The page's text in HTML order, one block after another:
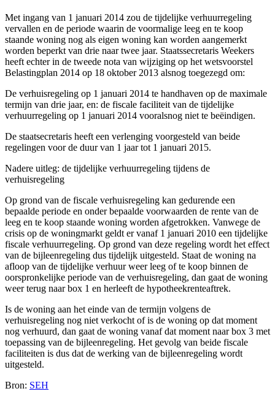
Met ingang van 1 januari 2014 zou de tijdelijke verhuurregeling
vervallen en de periode waarin de voormalige leeg en te koop
staande woning nog als eigen woning kan worden aangemerkt
worden beperkt van drie naar twee jaar. Staatssecretaris Weekers
heeft echter in de tweede nota van wijziging op het wetsvoorstel
Belastingplan 2014 op 18 oktober 2013 alsnog toegezegd om:
De verhuisregeling op 1 januari 2014 te handhaven op de maximale
termijn van drie jaar, en: de fiscale faciliteit van de tijdelijke
verhuurregeling op 1 januari 2014 vooralsnog niet te beëindigen.
De staatsecretaris heeft een verlenging voorgesteld van beide
regelingen voor de duur van 1 jaar tot 1 januari 2015.
Nadere uitleg: de tijdelijke verhuurregeling tijdens de
verhuisregeling
Op grond van de fiscale verhuisregeling kan gedurende een
bepaalde periode en onder bepaalde voorwaarden de rente van de
leeg en te koop staande woning worden afgetrokken. Vanwege de
crisis op de woningmarkt geldt er vanaf 1 januari 2010 een tijdelijke
fiscale verhuurregeling. Op grond van deze regeling wordt het effect
van de bijleenregeling dus tijdelijk uitgesteld. Staat de woning na
afloop van de tijdelijke verhuur weer leeg of te koop binnen de
oorspronkelijke periode van de verhuisregeling, dan gaat de woning
weer terug naar box 1 en herleeft de hypotheekrenteaftrek.
Is de woning aan het einde van de termijn volgens de
verhuisregeling nog niet verkocht of is de woning op dat moment
nog verhuurd, dan gaat de woning vanaf dat moment naar box 3 met
toepassing van de bijleenregeling. Het gevolg van beide fiscale
faciliteiten is dus dat de werking van de bijleenregeling wordt
uitgesteld.
Bron: SEH